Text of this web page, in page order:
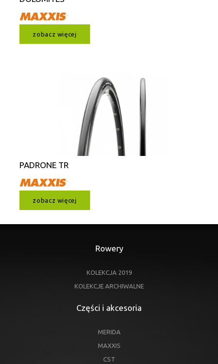
zobacz więcej
PADRONE TR
zobacz więcej
Rowery
KOLEKCJA 2019
KOLEKCJE ARCHIWALNE
Części i akcesoria
MERIDA
MAXXIS
CST